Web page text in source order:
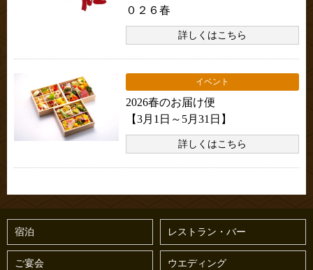
０２６春
詳しくはこちら
イベント
2026春のお届け便
【3月1日～5月31日】
詳しくはこちら
宿泊 レストラン・バー
ご宴会 ウエディング